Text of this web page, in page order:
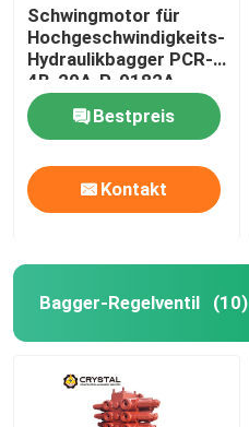
Schwingmotor für
Hochgeschwindigkeits-
Hydraulikbagger PCR-
4B-20A-P-9182A
Bestpreis
Kontakt
Bagger-Regelventil (10)